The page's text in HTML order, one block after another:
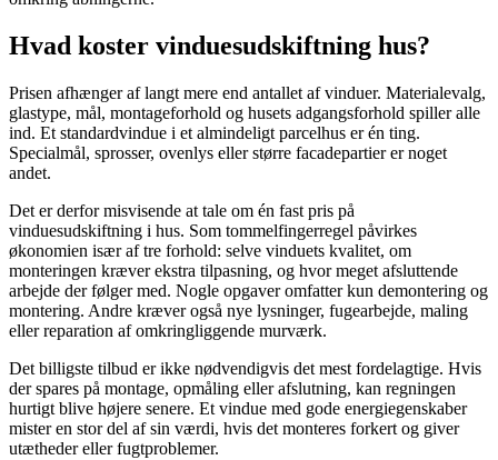
Hvad koster vinduesudskiftning hus?
Prisen afhænger af langt mere end antallet af vinduer. Materialevalg,
glastype, mål, montageforhold og husets adgangsforhold spiller alle
ind. Et standardvindue i et almindeligt parcelhus er én ting.
Specialmål, sprosser, ovenlys eller større facadepartier er noget
andet.
Det er derfor misvisende at tale om én fast pris på
vinduesudskiftning i hus. Som tommelfingerregel påvirkes
økonomien især af tre forhold: selve vinduets kvalitet, om
monteringen kræver ekstra tilpasning, og hvor meget afsluttende
arbejde der følger med. Nogle opgaver omfatter kun demontering og
montering. Andre kræver også nye lysninger, fugearbejde, maling
eller reparation af omkringliggende murværk.
Det billigste tilbud er ikke nødvendigvis det mest fordelagtige. Hvis
der spares på montage, opmåling eller afslutning, kan regningen
hurtigt blive højere senere. Et vindue med gode energiegenskaber
mister en stor del af sin værdi, hvis det monteres forkert og giver
utætheder eller fugtproblemer.